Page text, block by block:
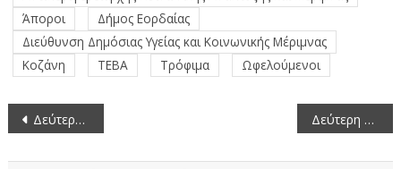
Άποροι
Δήμος Εορδαίας
Διεύθυνση Δημόσιας Υγείας και Κοινωνικής Μέριμνας
Κοζάνη
ΤΕΒΑ Τρόφιμα Ωφελούμενοι
Πλοήγηση
άρθρων
Δεύτερη διανομή τροφίμων και Βασικής Υλικής Συνδρομής από την Π.Ε. Κοζάνης στα πλαίσια του Προγράμματος ΤΕΒΑ σε συνεργασία με το Δήμο Βοΐου (6-3-2020) Δεύτερη διανομή τροφίμων και Βασικής Υλικής Συνδρομής από την Π.Ε. Κοζάνης στα πλαίσια του Προγράμματος ΤΕΒΑ σε συνεργασία με τον Δήμο Σερβίων και τον Δήμο Βελβεντού (6-3-2020)